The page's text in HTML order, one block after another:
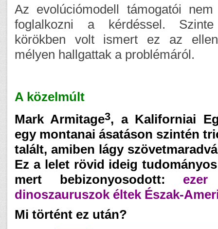
Az evolúciómodell támogatói
foglalkozni a kérdéssel.
körökben volt ismert ez az
mélyen hallgattak a problémáról.
A közelmúlt
Mark Armitage3, a Kaliforniai
egy montanai ásatáson szintén
talált, amiben lágy
Ez a lelet rövid ideig
mert bebizonyosodott:
dinoszauruszok éltek Észak-
Mi történt ez után?